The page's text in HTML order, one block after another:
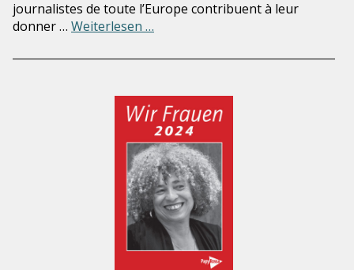
journalistes de toute l’Europe contribuent à leur
donner … Weiterlesen …